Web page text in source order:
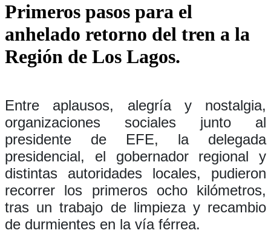
Primeros pasos para el
anhelado retorno del tren a la
Región de Los Lagos.
Entre aplausos, alegría y nostalgia,
organizaciones sociales junto al
presidente de EFE, la delegada
presidencial, el gobernador regional y
distintas autoridades locales, pudieron
recorrer los primeros ocho kilómetros,
tras un trabajo de limpieza y recambio
de durmientes en la vía férrea.